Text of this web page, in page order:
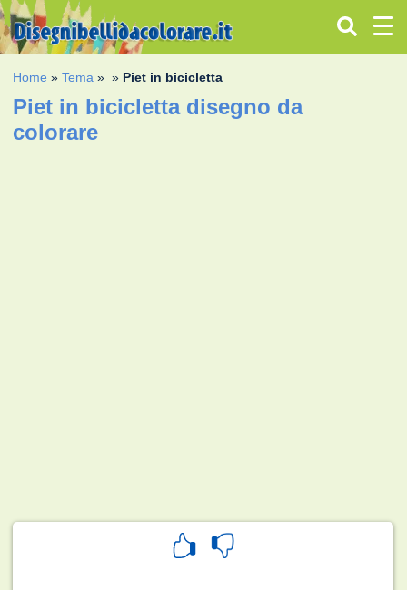
Home »Tema » » Piet in bicicletta
Piet in bicicletta disegno da
colorare